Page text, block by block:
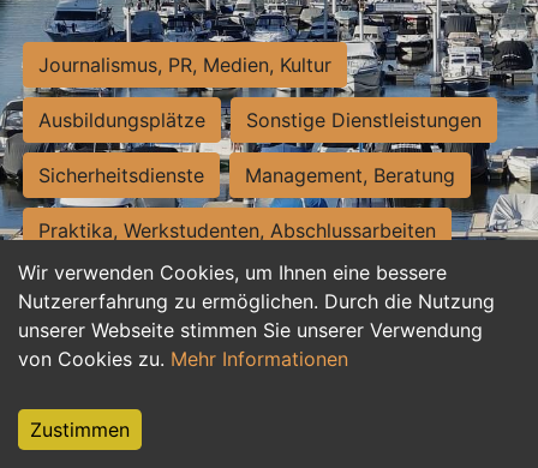
Wir verwenden Cookies, um Ihnen eine bessere
Nutzererfahrung zu ermöglichen. Durch die Nutzung
unserer Webseite stimmen Sie unserer Verwendung
von Cookies zu. Mehr Informationen
Zustimmen
Journalismus, PR, Medien, Kultur
Ausbildungsplätze Sonstige Dienstleistungen
Sicherheitsdienste Management, Beratung
Praktika, Werkstudenten, Abschlussarbeiten
Personalwesen Assistenz, Sekretariat
Hilfskräfte, Aushilfs- und Nebenjobs
Weiterbildung, Studium, duale Ausbildung